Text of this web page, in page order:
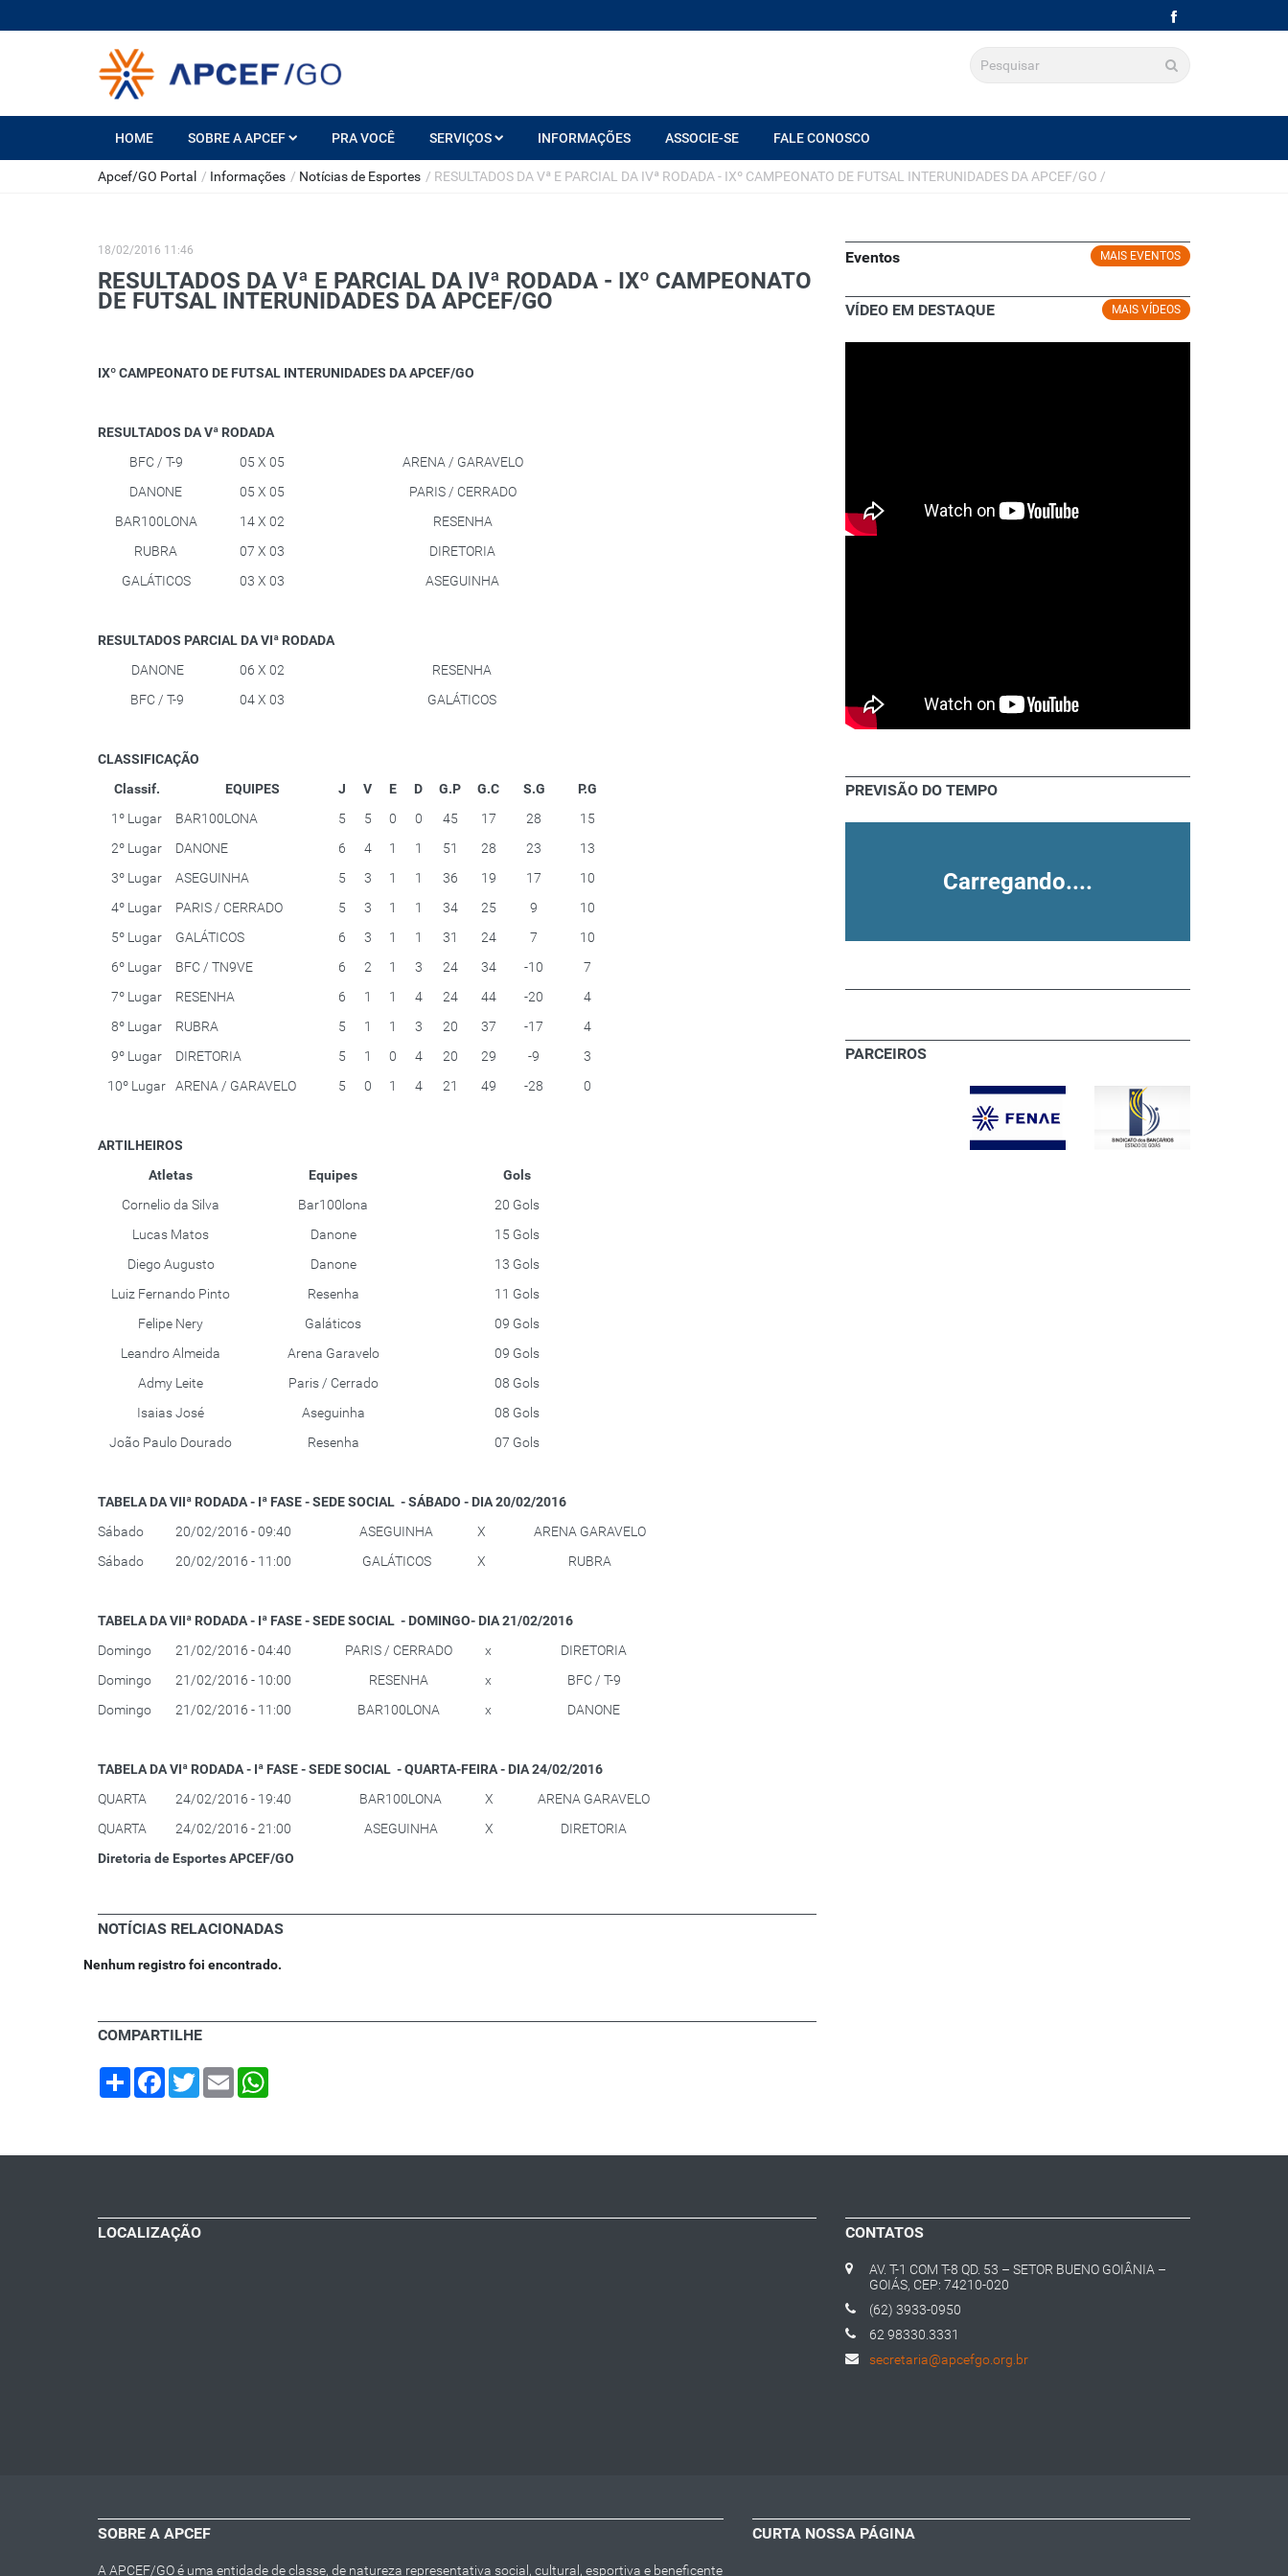
HOME SOBRE A APCEF PRA VOCÊ SERVIÇOS INFORMAÇÕES ASSOCIE-SE FALE CONOSCO
Apcef/GO Portal / Informações / Notícias de Esportes / RESULTADOS DA Vª E PARCIAL DA IVª RODADA - IXº CAMPEONATO DE FUTSAL INTERUNIDADES DA APCEF/GO /
18/02/2016 11:46
RESULTADOS DA Vª E PARCIAL DA IVª RODADA - IXº CAMPEONATO
DE FUTSAL INTERUNIDADES DA APCEF/GO
IXº CAMPEONATO DE FUTSAL INTERUNIDADES DA APCEF/GO
RESULTADOS DA Vª RODADA
BFC / T-9
05 X 05
ARENA / GARAVELO
DANONE
05 X 05
PARIS / CERRADO
BAR100LONA
14 X 02
RESENHA
RUBRA
07 X 03
DIRETORIA
GALÁTICOS
03 X 03 ASEGUINHA
RESULTADOS PARCIAL DA VIª RODADA
DANONE
06 X 02
RESENHA
BFC / T-9
04 X 03 GALÁTICOS
CLASSIFICAÇÃO
Classif.
EQUIPES J V E D G.P G.C S.G
P.G
1º Lugar
BAR100LONA 5 5 0 0 45 17 28
15
2º Lugar
DANONE 6 4 1 1 51 28 23
13
3º Lugar
ASEGUINHA 5 3 1 1 36 19 17
10
4º Lugar
PARIS / CERRADO 5 3 1 1 34 25 9
10
5º Lugar
GALÁTICOS 6 3 1 1 31 24 7
10
6º Lugar
BFC / TN9VE 6 2 1 3 24 34 -10
7
7º Lugar
RESENHA 6 1 1 4 24 44 -20
4
8º Lugar
RUBRA 5 1 1 3 20 37 -17
4
9º Lugar
DIRETORIA 5 1 0 4 20 29 -9
3
10º Lugar
ARENA / GARAVELO 5 0 1 4 21 49 -28 0
ARTILHEIROS
Atletas
Equipes
Gols
Cornelio da Silva
Bar100lona
20 Gols
Lucas Matos
Danone
15 Gols
Diego Augusto
Danone
13 Gols
Luiz Fernando Pinto
Resenha
11 Gols
Felipe Nery
Galáticos
09 Gols
Leandro Almeida
Arena Garavelo
09 Gols
Admy Leite
Paris / Cerrado
08 Gols
Isaias José
Aseguinha
08 Gols
João Paulo Dourado
Resenha 07 Gols
TABELA DA VIIª RODADA - Iª FASE - SEDE SOCIAL - SÁBADO - DIA 20/02/2016
Sábado
20/02/2016 - 09:40 ASEGUINHA X
ARENA GARAVELO
Sábado
20/02/2016 - 11:00 GALÁTICOS X RUBRA
TABELA DA VIIª RODADA - Iª FASE - SEDE SOCIAL - DOMINGO- DIA 21/02/2016
Domingo
21/02/2016 - 04:40 PARIS / CERRADO x
DIRETORIA
Domingo
21/02/2016 - 10:00 RESENHA x
BFC / T-9
Domingo
21/02/2016 - 11:00 BAR100LONA x DANONE
TABELA DA VIª RODADA - Iª FASE - SEDE SOCIAL - QUARTA-FEIRA - DIA 24/02/2016
QUARTA
24/02/2016 - 19:40 BAR100LONA X
ARENA GARAVELO
QUARTA
24/02/2016 - 21:00 ASEGUINHA X
DIRETORIA
Diretoria de Esportes APCEF/GO
NOTÍCIAS RELACIONADAS
Nenhum registro foi encontrado.
COMPARTILHE
Share Facebook
TwitterEmail
MAIS EVENTOS
Eventos
MAIS VÍDEOS
VÍDEO EM DESTAQUE
PREVISÃO DO TEMPO
Carregando....
PARCEIROS
LOCALIZAÇÃO CONTATOS
AV. T-1 COM T-8 QD. 53 – SETOR BUENO GOIÂNIA –
GOIÁS, CEP: 74210-020
(62) 3933-0950
62 98330.3331
secretaria@apcefgo.org.br
SOBRE A APCEF
A APCEF/GO é uma entidade de classe, de natureza representativa social, cultural, esportiva e beneficente
CURTA NOSSA PÁGINA